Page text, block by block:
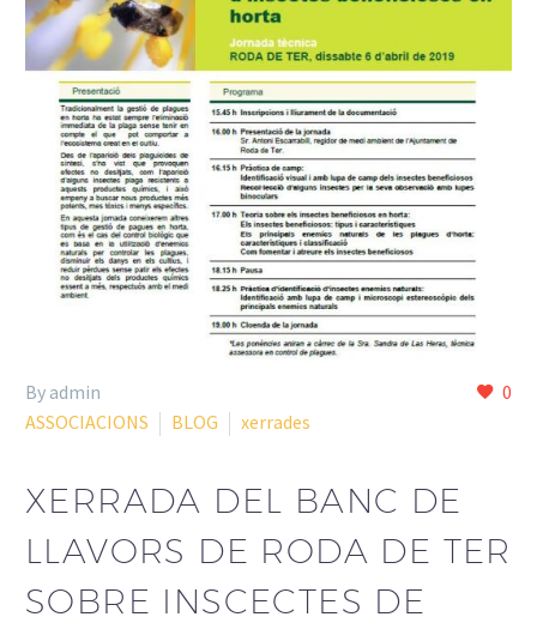
0
By admin
ASSOCIACIONS
BLOG xerrades
XERRADA DEL BANC DE
LLAVORS DE RODA DE TER
SOBRE INSCECTES DE